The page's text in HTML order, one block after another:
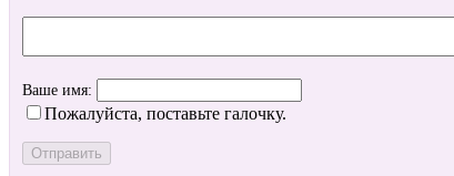
Ваше имя:
Пожалуйста, поставьте галочку.